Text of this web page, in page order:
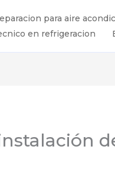
para aire
en refrigeracion